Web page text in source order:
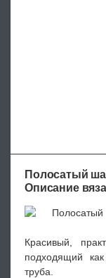
Полосатый
Описание
Красивый,
подходящий
труба.